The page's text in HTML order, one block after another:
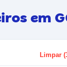
em
Limpar